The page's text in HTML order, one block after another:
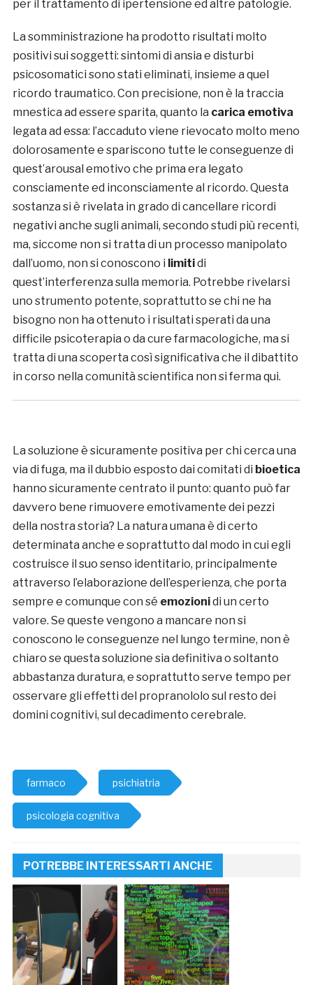
per il trattamento di ipertensione ed altre patologie.
La somministrazione ha prodotto risultati molto
positivi sui soggetti: sintomi di ansia e disturbi
psicosomatici sono stati eliminati, insieme a quel
ricordo traumatico. Con precisione, non è la traccia
mnestica ad essere sparita, quanto la carica emotiva
legata ad essa: l’accaduto viene rievocato molto meno
dolorosamente e spariscono tutte le conseguenze di
quest’arousal emotivo che prima era legato
consciamente ed inconsciamente al ricordo. Questa
sostanza si è rivelata in grado di cancellare ricordi
negativi anche sugli animali, secondo studi più recenti,
ma, siccome non si tratta di un processo manipolato
dall’uomo, non si conoscono i limitidi
quest’interferenza sulla memoria. Potrebbe rivelarsi
uno strumento potente, soprattutto se chi ne ha
bisogno non ha ottenuto i risultati sperati da una
difficile psicoterapia o da cure farmacologiche, ma si
tratta di una scoperta così significativa che il dibattito
in corso nella comunità scientifica non si ferma qui.
La soluzione è sicuramente positiva per chi cerca una
via di fuga, ma il dubbio esposto dai comitati di bioetica
hanno sicuramente centrato il punto: quanto può far
davvero bene rimuovere emotivamente dei pezzi
della nostra storia? La natura umana è di certo
determinata anche e soprattutto dal modo in cui egli
costruisce il suo senso identitario, principalmente
attraverso l’elaborazione dell’esperienza, che porta
sempre e comunque con sé emozionidi un certo
valore. Se queste vengono a mancare non si
conoscono le conseguenze nel lungo termine, non è
chiaro se questa soluzione sia definitiva o soltanto
abbastanza duratura, e soprattutto serve tempo per
osservare gli effetti del propranololo sul resto dei
domini cognitivi, sul decadimento cerebrale.
farmaco psichiatria
psicologia cognitiva
POTREBBE INTERESSARTI ANCHE